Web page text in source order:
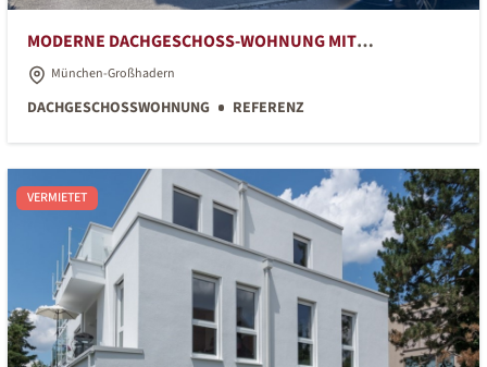
MODERNE DACHGESCHOSS-WOHNUNG MIT
DACHTERRASSE UND BALKON
München-Großhadern
DACHGESCHOSSWOHNUNG REFERENZ
VERMIETET